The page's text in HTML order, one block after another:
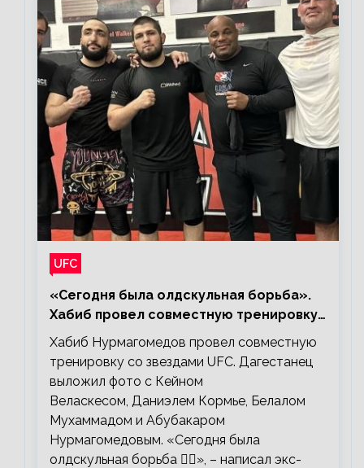
UFC
«Сегодня была олдскульная борьба».
Хабиб провел совместную тренировку
со звездами UFC
Хабиб Нурмагомедов провел совместную
тренировку со звездами UFC. Дагестанец
выложил фото с Кейном
Веласкесом, Даниэлем Кормье, Белалом
Мухаммадом и Абубакаром
Нурмагомедовым. «Сегодня была
олдскульная борьба 🤼‍♂️», – написал экс-